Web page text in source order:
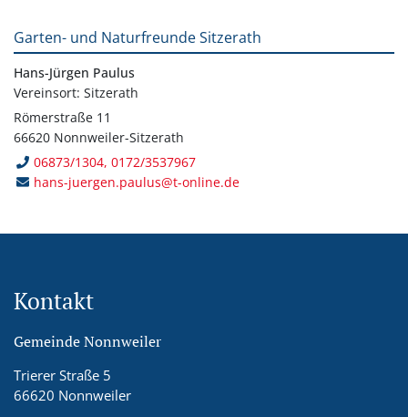
Garten- und Naturfreunde Sitzerath
Hans-Jürgen Paulus
Vereinsort: Sitzerath
Römerstraße 11
66620 Nonnweiler-Sitzerath
06873/1304, 0172/3537967
hans-juergen.paulus@t-online.de
Kontakt
Gemeinde Nonnweiler
Trierer Straße 5
66620 Nonnweiler